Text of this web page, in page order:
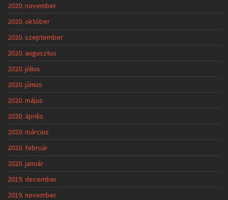
2020. november
2020. október
2020. szeptember
2020. augusztus
2020. július
2020. június
2020. május
2020. április
2020. március
2020. február
2020. január
2019. december
2019. november